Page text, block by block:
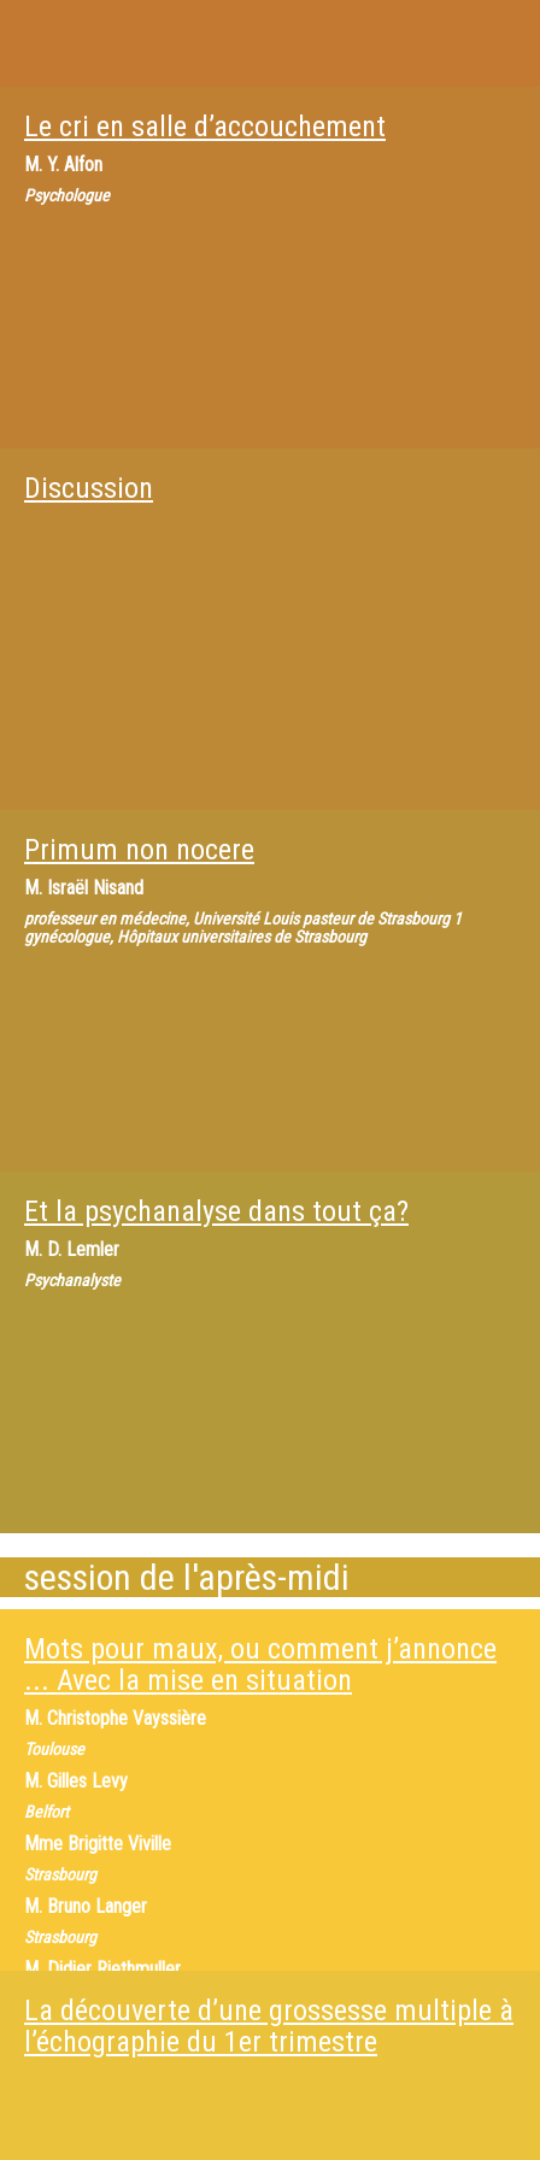
Le cri en salle d’accouchement
M. Y. Alfon
Psychologue
Discussion
Primum non nocere
M. Israël Nisand
professeur en médecine, Université Louis pasteur de Strasbourg 1
gynécologue, Hôpitaux universitaires de Strasbourg
Et la psychanalyse dans tout ça?
M. D. Lemler
Psychanalyste
session de l'après-midi
Mots pour maux, ou comment j’annonce
... Avec la mise en situation
M. Christophe Vayssière
Toulouse
M. Gilles Levy
Belfort
Mme Brigitte Viville
Strasbourg
M. Bruno Langer
Strasbourg
M. Didier Riethmuller
Besançon
M. Romain Favre
Strasbourg
La découverte d’une grossesse multiple à
l’échographie du 1er trimestre